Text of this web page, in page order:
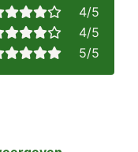
4/5
4/5
5/5